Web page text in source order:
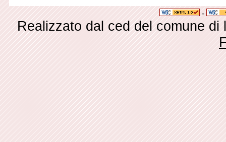
-
Realizzato dal ced del comune